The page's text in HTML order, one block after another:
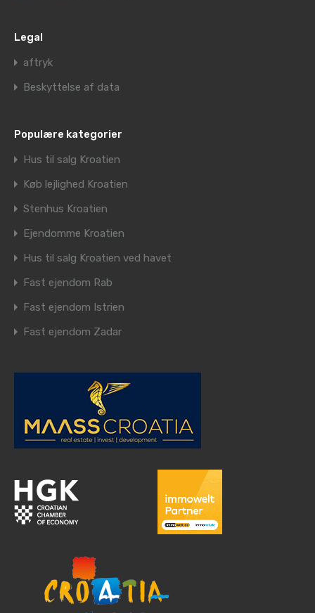
Legal
aftryk
Beskyttelse af data
Populære kategorier
Hus til salg Kroatien
Køb lejlighed Kroatien
Stenhus Kroatien
Ejendomme Kroatien
Hus til salg Kroatien ved havet
Fast ejendom Rab
Fast ejendom Istrien
Fast ejendom Zadar